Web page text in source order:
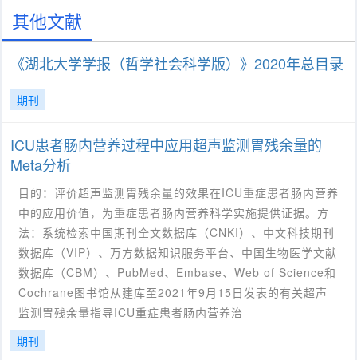
其他文献
《湖北大学学报（哲学社会科学版）》2020年总目录
期刊
ICU患者肠内营养过程中应用超声监测胃残余量的
Meta分析
目的：评价超声监测胃残余量的效果在ICU重症患者肠内营养
中的应用价值，为重症患者肠内营养科学实施提供证据。方
法：系统检索中国期刊全文数据库（CNKI）、中文科技期刊
数据库（VIP）、万方数据知识服务平台、中国生物医学文献
数据库（CBM）、PubMed、Embase、Web of Science和
Cochrane图书馆从建库至2021年9月15日发表的有关超声
监测胃残余量指导ICU重症患者肠内营养治
期刊